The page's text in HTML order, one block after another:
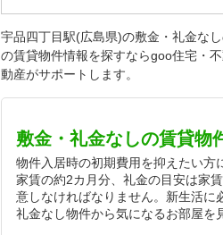
宇品四丁目駅(広島県)の敷金・礼金な
の賃貸物件情報を探すならgoo住宅・
動産がサポートします。
敷金・礼金なしの賃貸物
物件入居時の初期費用を抑えたい方
家賃の約2カ月分、礼金の目安は家
意しなければなりません。新生活に
礼金なし物件から気になるお部屋を